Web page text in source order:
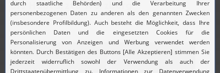
Die Hautärzte Würzburg